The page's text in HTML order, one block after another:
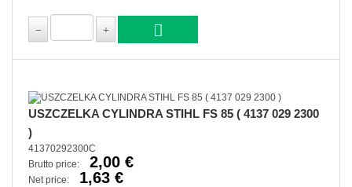
USZCZELKA CYLINDRA STIHL FS 85 ( 4137 029 2300
)
41370292300C
Brutto price:
2,00 €
Net price: 1,63 €